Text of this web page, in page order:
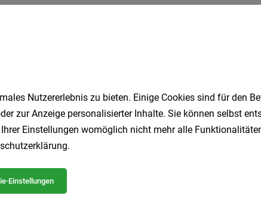
(m/w/d) Café Gralla
Josef GmbH Vollzeit | Teilzeit03.08.2026
(m/w/d) Café Fresing
Nutzererlebnis zu bieten. Einige Cookies sind für den
zur Anzeige personalisierter Inhalte. Sie können selbst
Einstellungen womöglich nicht mehr alle
.
Einstellungen